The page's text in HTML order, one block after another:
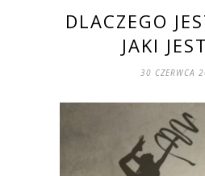
DLACZEGO
JAKI
30 CZERWCA